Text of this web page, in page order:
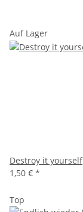
Auf Lager
Destroy it yourself
1,50 € *
Top